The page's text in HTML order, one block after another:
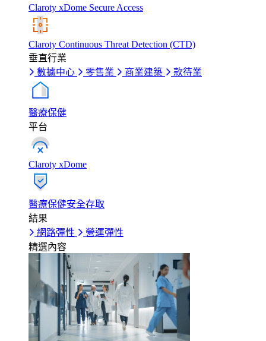
Claroty xDome Secure Access
Claroty Continuous Threat Detection (CTD)
垂直行業
數據中心
零售業 商業建築 款待業
醫療保健
平台
Claroty xDome
醫療保健安全存取
結果
網路彈性
營運彈性
精選內容